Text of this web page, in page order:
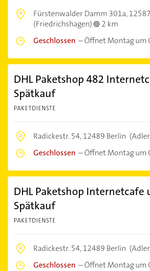
Fürstenwalder Damm 301a,
(Friedrichshagen)
2 km
Geschlossen –Öffnet Montag um
DHL Paketshop 482
Spätkauf
PAKETDIENSTE
Radickestr. 54,12489 Berlin
Geschlossen –Öffnet Montag um
DHL Paketshop Internetcafe
Spätkauf
PAKETDIENSTE
Radickestr. 54,12489 Berlin
Geschlossen –Öffnet Montag um